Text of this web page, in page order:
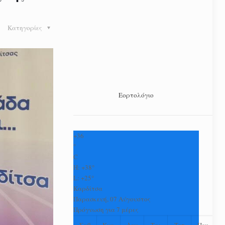
Κατηγορίες
Εορτολόγιο
+36
°
C
H:+38°
L:+25°
Καρδίτσα
Παρασκευή, 07 Αύγουστος
Πρόγνωση για 7 μέρες